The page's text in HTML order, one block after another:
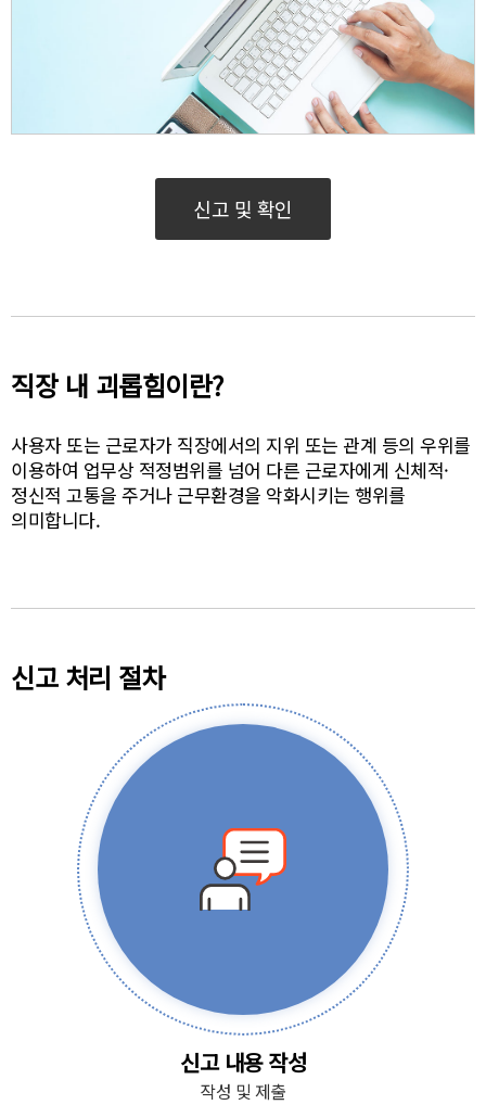
신고 및 확인
직장 내 괴롭힘이란?
사용자 또는 근로자가 직장에서의 지위 또는 관계 등의 우위를
이용하여 업무상 적정범위를 넘어 다른 근로자에게 신체적·
정신적 고통을 주거나 근무환경을 악화시키는 행위를
의미합니다.
신고 처리 절차
신고 내용 작성
작성 및 제출